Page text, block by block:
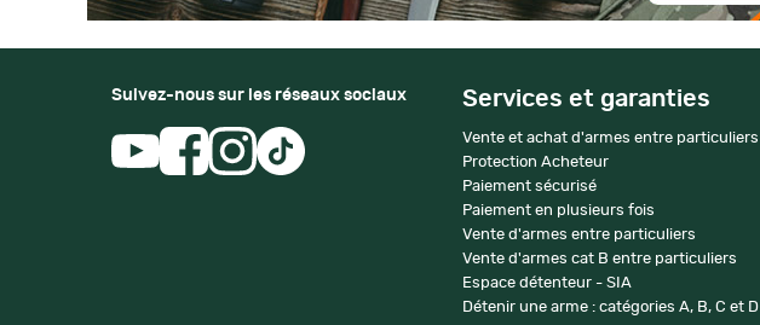
Suivez-nous sur les réseaux sociaux Services et garanties
Vente et achat d'armes entre particuliers
Protection Acheteur
Paiement sécurisé
Paiement en plusieurs fois
Vente d'armes entre particuliers
Vente d'armes cat B entre particuliers
Espace détenteur - SIA
Détenir une arme : catégories A, B, C et D